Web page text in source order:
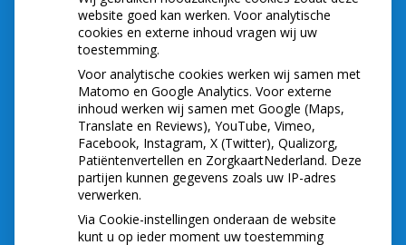
NIEUWS
Let op: valse Infomedics-mails over
openstaande rekening
Tanden bleken? Laat het veilig doen!
Gezond tandvlees: de basis voor een gezonde
mond
Naar de tandarts in het buitenland? Wees op je
hoede!
(Mond)zorgkosten gemaakt in 2025? Check of
die aftrekbaar zijn
website goed kan werken. Voor analytische
cookies en externe inhoud vragen wij uw
toestemming.
Voor analytische cookies werken wij samen met
Matomo en Google Analytics. Voor externe
inhoud werken wij samen met Google (Maps,
Translate en Reviews), YouTube, Vimeo,
Facebook, Instagram, X (Twitter), Qualizorg,
Patiëntenvertellen en ZorgkaartNederland. Deze
partijen kunnen gegevens zoals uw IP-adres
verwerken.
Via Cookie-instellingen onderaan de website
kunt u op ieder moment uw toestemming